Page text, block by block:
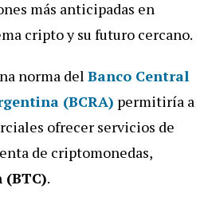
más anticipadas en
cripto y su futuro cercano.
norma del Banco Central
(BCRA) permitiría a
ofrecer servicios de
de criptomonedas,
.